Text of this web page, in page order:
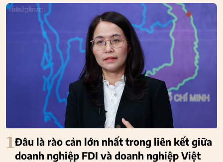
1Đâu là rào cản lớn nhất trong liên kết giữa
doanh nghiệp FDI và doanh nghiệp Việt